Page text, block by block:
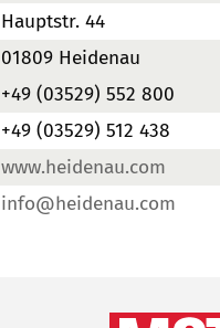
Hauptstr. 44
01809 Heidenau
+49 (03529) 552 800
+49 (03529) 512 438
www.heidenau.com
info@heidenau.com